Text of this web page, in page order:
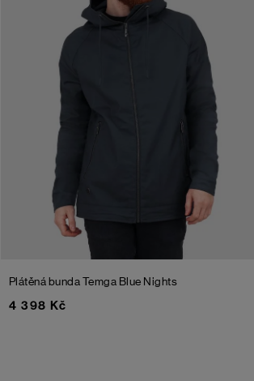
Plátěná bunda Temga Blue Nights
4 398 Kč